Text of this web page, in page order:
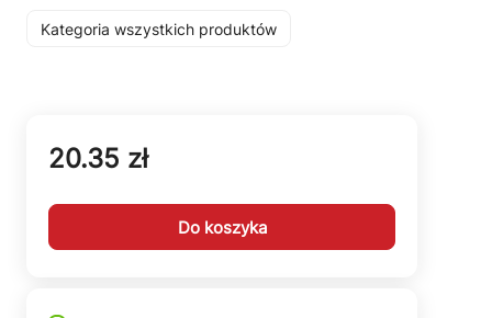
Kategoria wszystkich produktów
20.35 zł
Do koszyka